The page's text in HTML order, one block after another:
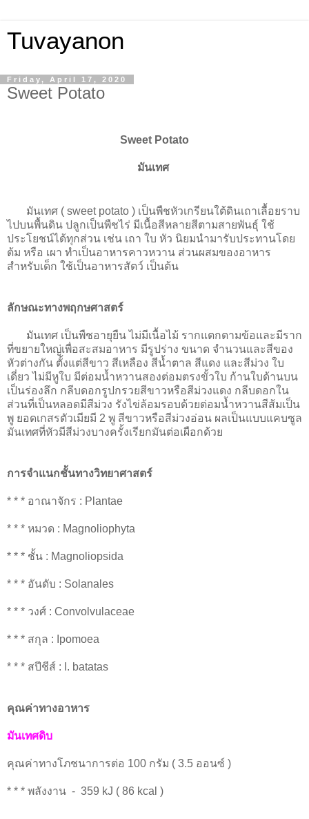
Tuvayanon
Friday, April 17, 2020
Sweet Potato
Sweet Potato
มันเทศ
มันเทศ ( sweet potato ) เป็นพืชหัวเกรียนใต้ดินเถาเลื้อยราบ
ไปบนพื้นดิน ปลูกเป็นพืชไร่ มีเนื้อสีหลายสีตามสายพันธุ์ ใช้
ประโยชน์ได้ทุกส่วน เช่น เถา ใบ หัว นิยมนำมารับประทานโดย
ต้ม หรือ เผา ทำเป็นอาหารคาวหวาน ส่วนผสมของอาหาร
สำหรับเด็ก ใช้เป็นอาหารสัตว์ เป็นต้น
ลักษณะทางพฤกษศาสตร์
มันเทศ เป็นพืชอายุยืน ไม่มีเนื้อไม้ รากแตกตามข้อและมีราก
ที่ขยายใหญ่เพื่อสะสมอาหาร มีรูปร่าง ขนาด จำนวนและสีของ
หัวต่างกัน ตั้งแต่สีขาว สีเหลือง สีน้ำตาล สีแดง และสีม่วง ใบ
เดี่ยว ไม่มีหูใบ มีต่อมน้ำหวานสองต่อมตรงขั้วใบ ก้านใบด้านบน
เป็นร่องลึก กลีบดอกรูปกรวยสีขาวหรือสีม่วงแดง กลีบดอกใน
ส่วนที่เป็นหลอดมีสีม่วง รังไข่ล้อมรอบด้วยต่อมน้ำหวานสีส้มเป็น
พู ยอดเกสรตัวเมียมี 2 พู สีขาวหรือสีม่วงอ่อน ผลเป็นแบบแคบซูล
มันเทศที่หัวมีสีม่วงบางครั้งเรียกมันต่อเผือกด้วย
การจำแนกชั้นทางวิทยาศาสตร์
* * * อาณาจักร : Plantae
* * * หมวด : Magnoliophyta
* * * ชั้น : Magnoliopsida
* * * อันดับ : Solanales
* * * วงศ์ : Convolvulaceae
* * * สกุล : Ipomoea
* * * สปีชีส์ : I. batatas
คุณค่าทางอาหาร
มันเทศดิบ
คุณค่าทางโภชนาการต่อ 100 กรัม ( 3.5 ออนซ์ )
* * * พลังงาน - 359 kJ ( 86 kcal )